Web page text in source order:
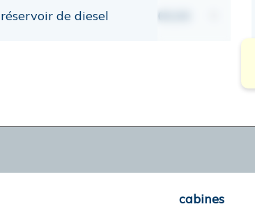
réservoir de diesel 00,00
cabines